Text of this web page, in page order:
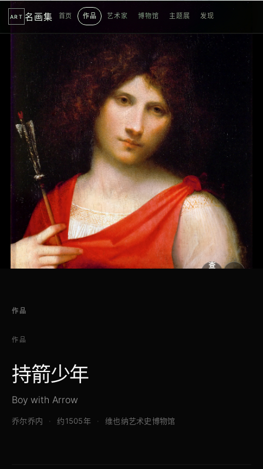
ART 名画集 首页 作品 艺术家 博物馆 主题展 发现
查
作品
作品
持箭少年
Boy with Arrow
乔尔乔内 约1505年 维也纳艺术史博物馆